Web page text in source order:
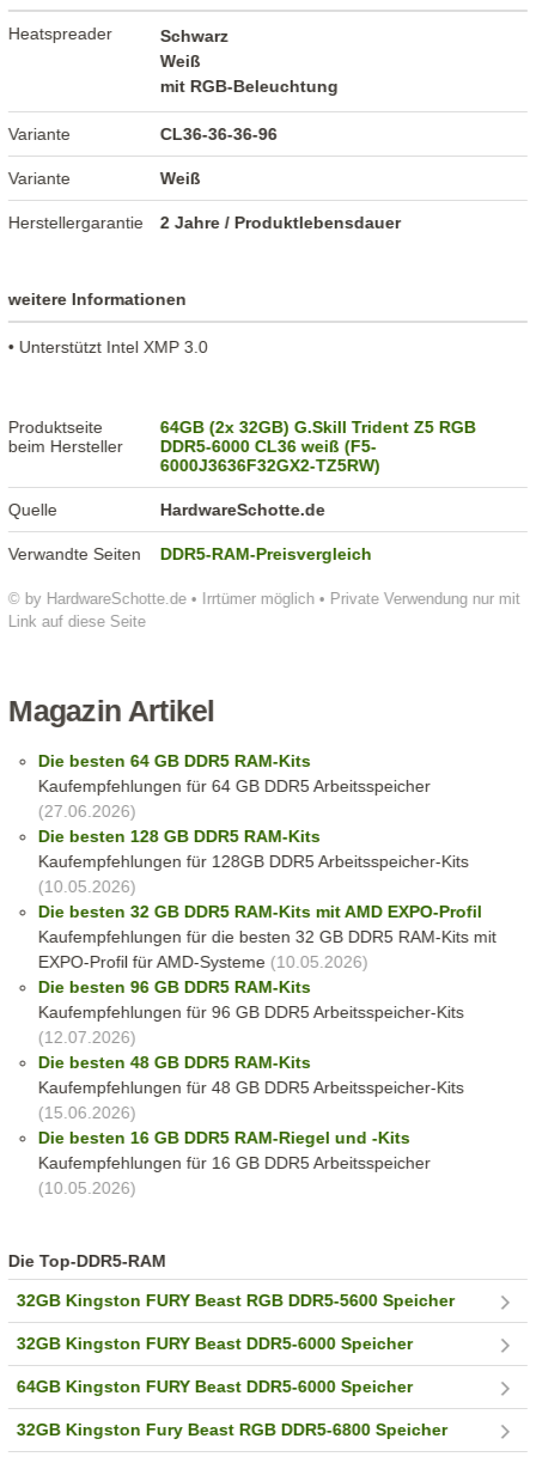
© by HardwareSchotte.de • Irrtümer möglich • Private Verwendung nur mit
Link auf diese Seite
Heatspreader
Schwarz
Weiß
mit RGB-Beleuchtung
Variante CL36-36-36-96
Variante Weiß
Herstellergarantie 2 Jahre / Produktlebensdauer
weitere Informationen
• Unterstützt Intel XMP 3.0
Produktseite
beim Hersteller
64GB (2x 32GB) G.Skill Trident Z5 RGB
DDR5-6000 CL36 weiß (F5-
6000J3636F32GX2-TZ5RW)
Quelle HardwareSchotte.de
Verwandte Seiten DDR5-RAM-Preisvergleich
Magazin Artikel
Die besten 64 GB DDR5 RAM-Kits
Kaufempfehlungen für 64 GB DDR5 Arbeitsspeicher
(27.06.2026)
Die besten 128 GB DDR5 RAM-Kits
Kaufempfehlungen für 128GB DDR5 Arbeitsspeicher-Kits
(10.05.2026)
Die besten 32 GB DDR5 RAM-Kits mit AMD EXPO-Profil
Kaufempfehlungen für die besten 32 GB DDR5 RAM-Kits mit
EXPO-Profil für AMD-Systeme (10.05.2026)
Die besten 96 GB DDR5 RAM-Kits
Kaufempfehlungen für 96 GB DDR5 Arbeitsspeicher-Kits
(12.07.2026)
Die besten 48 GB DDR5 RAM-Kits
Kaufempfehlungen für 48 GB DDR5 Arbeitsspeicher-Kits
(15.06.2026)
Die besten 16 GB DDR5 RAM-Riegel und -Kits
Kaufempfehlungen für 16 GB DDR5 Arbeitsspeicher
(10.05.2026)
Die Top-DDR5-RAM
32GB Kingston FURY Beast RGB DDR5-5600 Speicher
32GB Kingston FURY Beast DDR5-6000 Speicher
64GB Kingston FURY Beast DDR5-6000 Speicher
32GB Kingston Fury Beast RGB DDR5-6800 Speicher